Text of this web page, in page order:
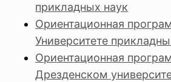
прикладных наук
Ориентационная
Университете
Ориентационная
Дрезденском